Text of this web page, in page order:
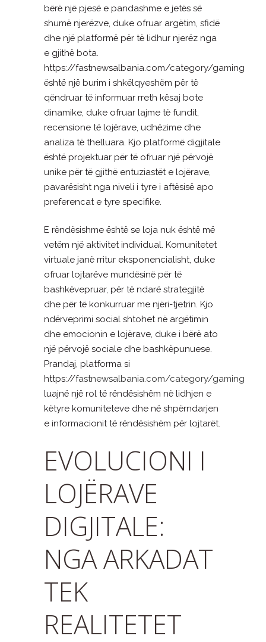
bërë një pjesë e pandashme e jetës së
shumë njerëzve, duke ofruar argëtim, sfidë
dhe një platformë për të lidhur njerëz nga
e gjithë bota.
https://fastnewsalbania.com/category/gaming
është një burim i shkëlqyeshëm për të
qëndruar të informuar rreth kësaj bote
dinamike, duke ofruar lajme të fundit,
recensione të lojërave, udhëzime dhe
analiza të thelluara. Kjo platformë digjitale
është projektuar për të ofruar një përvojë
unike për të gjithë entuziastët e lojërave,
pavarësisht nga niveli i tyre i aftësisë apo
preferencat e tyre specifike.
E rëndësishme është se loja nuk është më
vetëm një aktivitet individual. Komunitetet
virtuale janë rritur eksponencialisht, duke
ofruar lojtarëve mundësinë për të
bashkëvepruar, për të ndarë strategjitë
dhe për të konkurruar me njëri-tjetrin. Kjo
ndërveprimi social shtohet në argëtimin
dhe emocionin e lojërave, duke i bërë ato
një përvojë sociale dhe bashkëpunuese.
Prandaj, platforma si
https://fastnewsalbania.com/category/gaming
luajnë një rol të rëndësishëm në lidhjen e
këtyre komuniteteve dhe në shpërndarjen
e informacionit të rëndësishëm për lojtarët.
EVOLUCIONI I
LOJËRAVE
DIGJITALE:
NGA ARKADAT
TEK
REALITETET